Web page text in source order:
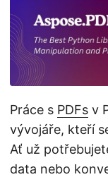
Práce s PDFs v
vývojáře, kteří
Ať už
data nebo